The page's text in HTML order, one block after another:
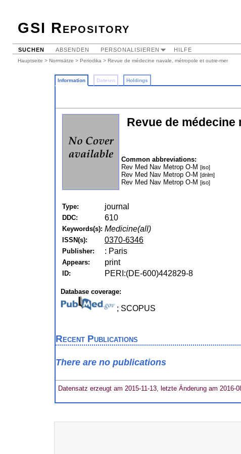
GSI Repository
SUCHEN ABSENDEN PERSONALISIEREN HILFE
Hauptseite > Normsätze > Periodika > Revue de médecine navale, métropole et outre-mer
Information Dateien Holdings
Revue de
Common abbreviations:
Rev Med Nav Metrop O-M [iso]
Rev Med Nav Metrop O-M [dnlm]
Rev Med Nav Metrop O-M [iso]
Type: journal
DDC: 610
Keywords(s): Medicine(all)
ISSN(s): 0370-6346
Publisher: : Paris
Appears: print
ID: PERI:(DE-600)442829-8
Database coverage:
; SCOPUS
Recent Publications
There are no publications
Datensatz erzeugt am 2015-11-13, letzte Änderung am 2016-